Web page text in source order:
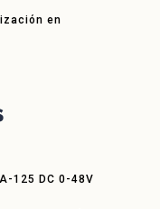
en
125 DC 0-48V